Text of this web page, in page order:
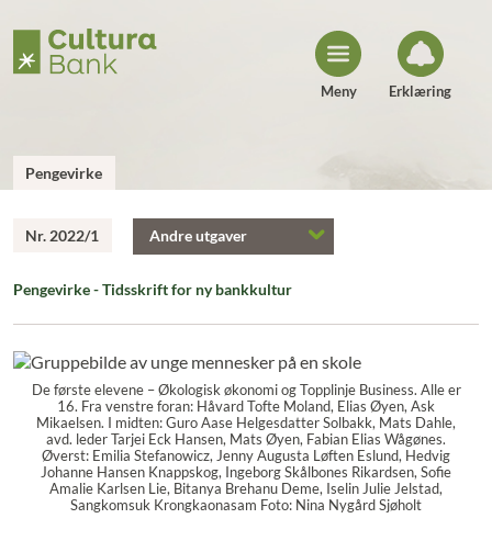
o
Meny Erklæring
Pengevirke
Nr. 2022/1 Andre utgaver
Pengevirke - Tidsskrift for ny bankkultur
De første elevene – Økologisk økonomi og Topplinje Business. Alle er
16. Fra venstre foran: Håvard Tofte Moland, Elias Øyen, Ask
Mikaelsen. I midten: Guro Aase Helgesdatter Solbakk, Mats Dahle,
avd. leder Tarjei Eck Hansen, Mats Øyen, Fabian Elias Wågønes.
Øverst: Emilia Stefanowicz, Jenny Augusta Løften Eslund, Hedvig
Johanne Hansen Knappskog, Ingeborg Skålbones Rikardsen, Sofie
Amalie Karlsen Lie, Bitanya Brehanu Deme, Iselin Julie Jelstad,
Sangkomsuk Krongkaonasam Foto: Nina Nygård Sjøholt